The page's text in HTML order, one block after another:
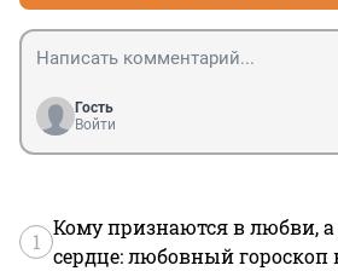
Гость
Войти
1
Кому признаются в любви,
сердце: любовный гороскоп